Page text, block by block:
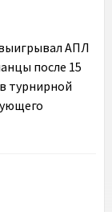
АПЛ
после 15
турнирной